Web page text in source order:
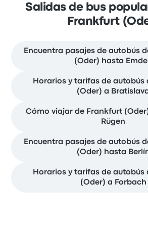
Salidas de bus
Frankfurt
Encuentra pasajes de autobús
(Oder) hasta
Horarios y tarifas de autobús
(Oder) a
Cómo viajar de Frankfurt
Rügen
Encuentra pasajes de autobús
(Oder) hasta
Horarios y tarifas de autobús
(Oder) a Forbach